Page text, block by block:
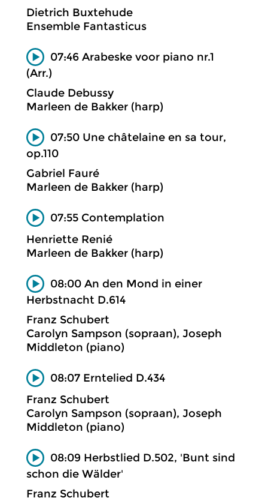
Dietrich Buxtehude
Ensemble Fantasticus
07:46 Arabeske voor piano nr.1
(Arr.)
Claude Debussy
Marleen de Bakker (harp)
07:50 Une châtelaine en sa tour,
op.110
Gabriel Fauré
Marleen de Bakker (harp)
07:55 Contemplation
Henriette Renié
Marleen de Bakker (harp)
08:00 An den Mond in einer
Herbstnacht D.614
Franz Schubert
Carolyn Sampson (sopraan), Joseph
Middleton (piano)
08:07 Erntelied D.434
Franz Schubert
Carolyn Sampson (sopraan), Joseph
Middleton (piano)
08:09 Herbstlied D.502, 'Bunt sind
schon die Wälder'
Franz Schubert